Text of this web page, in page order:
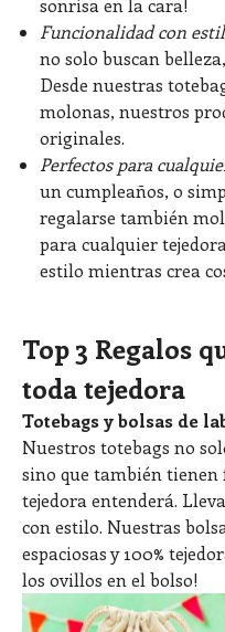
sonrisa en la cara!
Funcionalidad con
no solo buscan
Desde nuestras
molonas, nuestros
originales.
Perfectos para
un cumpleaños, o
regalarse también
para cualquier
estilo mientras crea
Top 3 Regalos
toda tejedora
Totebags y bolsas de
Nuestros totebags no
sino que también tienen
tejedora entenderá.
con estilo. Nuestras
espaciosas y 100%
los ovillos en el bolso!